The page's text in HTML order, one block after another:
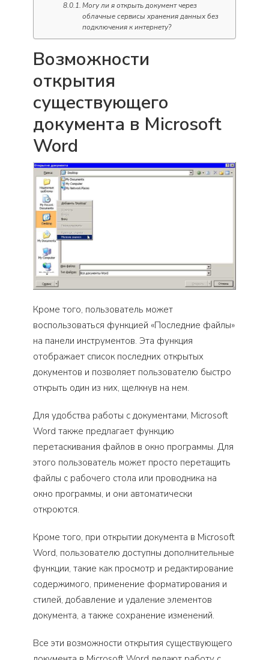
Могу ли я открыть документ через
облачные сервисы хранения данных без
подключения к интернету?
Возможности
открытия
существующего
документа в Microsoft
Word
Кроме того, пользователь может
воспользоваться функцией «Последние файлы»
на панели инструментов. Эта функция
отображает список последних открытых
документов и позволяет пользователю быстро
открыть один из них, щелкнув на нем.
Для удобства работы с документами, Microsoft
Word также предлагает функцию
перетаскивания файлов в окно программы. Для
этого пользователь может просто перетащить
файлы с рабочего стола или проводника на
окно программы, и они автоматически
откроются.
Кроме того, при открытии документа в Microsoft
Word, пользователю доступны дополнительные
функции, такие как просмотр и редактирование
содержимого, применение форматирования и
стилей, добавление и удаление элементов
документа, а также сохранение изменений.
Все эти возможности открытия существующего